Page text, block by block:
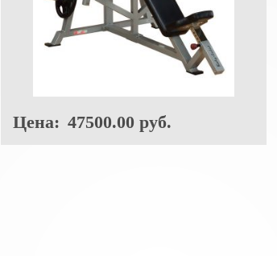
Цена: 47500.00 руб.